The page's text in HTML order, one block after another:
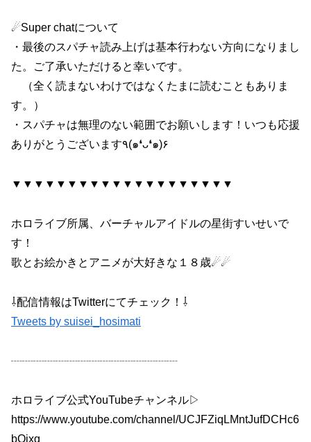
☄Super chatについて
・最後のスパチャ読み上げは基本行わない方向になりまし
た。ご了承いただけると幸いです。
（全く読まないわけではなくたまに読むこともありま
す。）
・スパチャは無理のない範囲でお願いします！いつも応援
ありがとうございます٩(๑❛ᴗ❛๑)۶
▼▼▼▼▼▼▼▼▼▼▼▼▼▼▼▼▼▼▼▼
ホロライブ所属、バーチャルアイドルの星街すいせいで
す！
歌とお絵かきとアニメが大好きな１８歳☄☄
⇩配信情報はTwitterにてチェック！⇩
Tweets by suisei_hosimati
┈┈┈┈┈┈┈┈┈┈┈┈┈┈┈
ホロライブ公式YouTubeチャンネル▷
https://www.youtube.com/channel/UCJFZiqLMntJufDCHc6
bQixg